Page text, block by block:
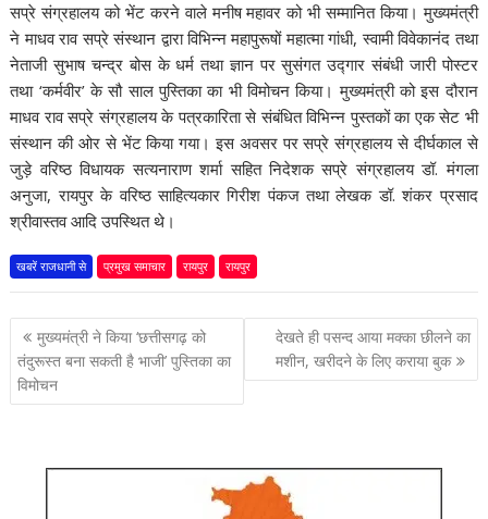
सप्रे संग्रहालय को भेंट करने वाले मनीष महावर को भी सम्मानित किया। मुख्यमंत्री
ने माधव राव सप्रे संस्थान द्वारा विभिन्न महापुरूषों महात्मा गांधी, स्वामी विवेकानंद तथा
नेताजी सुभाष चन्द्र बोस के धर्म तथा ज्ञान पर सुसंगत उद्गार संबंधी जारी पोस्टर
तथा ‘कर्मवीर’ के सौ साल पुस्तिका का भी विमोचन किया। मुख्यमंत्री को इस दौरान
माधव राव सप्रे संग्रहालय के पत्रकारिता से संबंधित विभिन्न पुस्तकों का एक सेट भी
संस्थान की ओर से भेंट किया गया। इस अवसर पर सप्रे संग्रहालय से दीर्घकाल से
जुड़े वरिष्ठ विधायक सत्यनाराण शर्मा सहित निदेशक सप्रे संग्रहालय डॉ. मंगला
अनुजा, रायपुर के वरिष्ठ साहित्यकार गिरीश पंकज तथा लेखक डॉ. शंकर प्रसाद
श्रीवास्तव आदि उपस्थित थे।
खबरें राजधानी से प्रमुख समाचार रायपुर रायपुर
पोस्ट
नेविगेशन
मुख्यमंत्री ने किया ‘छत्तीसगढ़ को
तंदुरूस्त बना सकती है भाजी’ पुस्तिका का
विमोचन
देखते ही पसन्द आया मक्का छीलने का
मशीन, खरीदने के लिए कराया बुक